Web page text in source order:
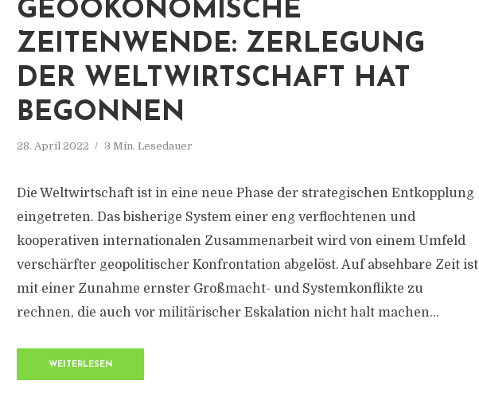
GEOÖKONOMISCHE
ZEITENWENDE: ZERLEGUNG
DER WELTWIRTSCHAFT HAT
BEGONNEN
28. April 2022 3 Min. Lesedauer
Die Weltwirtschaft ist in eine neue Phase der strategischen Entkopplung
eingetreten. Das bisherige System einer eng verflochtenen und
kooperativen internationalen Zusammenarbeit wird von einem Umfeld
verschärfter geopolitischer Konfrontation abgelöst. Auf absehbare Zeit ist
mit einer Zunahme ernster Großmacht- und Systemkonflikte zu
rechnen, die auch vor militärischer Eskalation nicht halt machen...
WEITERLESEN